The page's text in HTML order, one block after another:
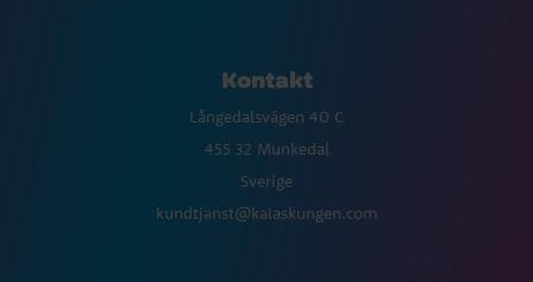
Kontakt
Långedalsvägen 40 C
455 32 Munkedal
Sverige
kundtjanst@kalaskungen.com